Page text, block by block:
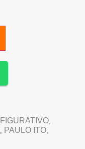
FIGURATIVO,
, PAULO ITO,